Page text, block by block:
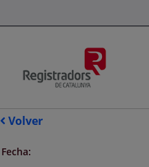
Volver
Fecha: